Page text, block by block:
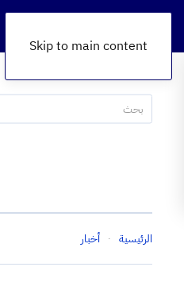
Skip to main content
الرئيسية أخبار